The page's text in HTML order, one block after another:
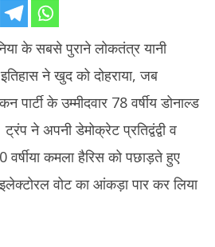
के सबसे पुराने लोकतंत्र यानी
ने खुद को दोहराया, जब
पार्टी के उम्मीदवार 78 वर्षीय डोनाल्ड
ने अपनी डेमोक्रेट प्रतिद्वंद्वी व
वर्षीया कमला हैरिस को पछाड़ते हुए
वोट का आंकड़ा पार कर लिया